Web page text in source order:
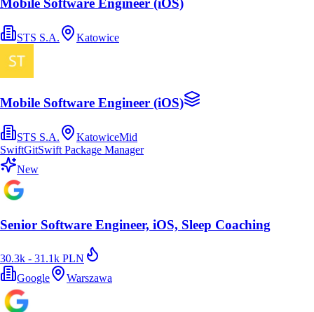
Mobile Software Engineer (iOS)
STS S.A. Katowice
Mobile Software Engineer (iOS)
STS S.A. KatowiceMid
SwiftGitSwift Package Manager
New
Senior Software Engineer, iOS, Sleep Coaching
30.3k - 31.1k PLN
Google
Warszawa